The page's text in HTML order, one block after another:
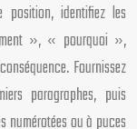
identifiez les
», « pourquoi »,
Fournissez
paragraphes, puis
numérotées ou à puces